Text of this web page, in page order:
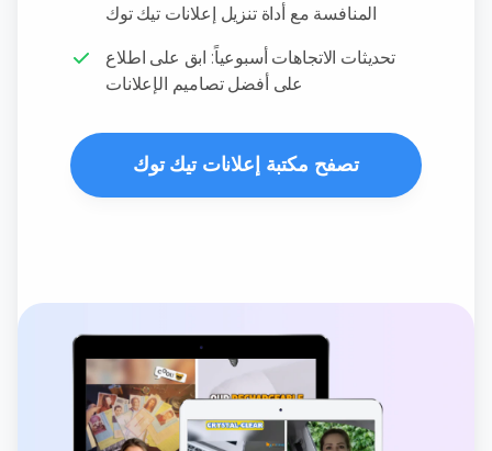
المنافسة مع أداة تنزيل إعلانات تيك توك
تحديثات الاتجاهات أسبوعياً: ابق على اطلاع
على أفضل تصاميم الإعلانات
تصفح مكتبة إعلانات تيك توك